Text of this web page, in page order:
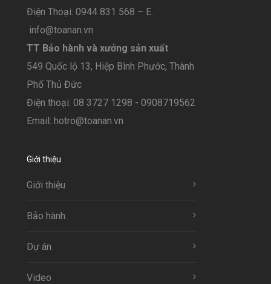
Điện Thoại: 0944 831 568 – E.
info@toanan.vn
TT Bảo hành và xưởng sản xuất
549 Quốc lộ 13, Hiệp Bình Phước, Thành
Phố Thủ Đức
Điện thoại: 08 3727 1298 - 0908719562
Email: hotro@toanan.vn
Giới thiệu
Giới thiệu
Bảo hành
Dự án
Video